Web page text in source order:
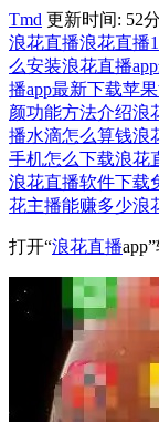
Tmd 更新时间: 52
浪花直播浪花直播
么安装浪花直播
播app最新下载苹果
颜功能方法介绍浪
播水滴怎么算钱浪
手机怎么下载浪花
浪花直播软件下载
花主播能赚多少浪
打开“浪花直播app”